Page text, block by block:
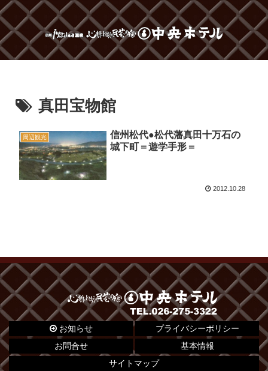
真田宝物館
周辺観光
信州松代●松代藩真田十万石の
城下町＝遊学手形＝
2012.10.28
お知らせ
プライバシーポリシー
お問合せ
基本情報
サイトマップ